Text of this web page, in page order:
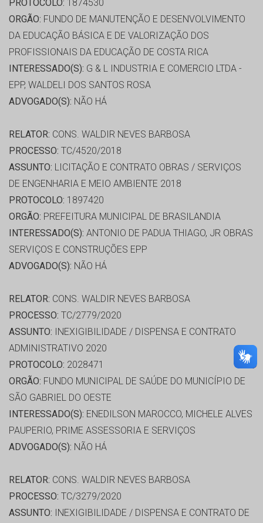
PROTOCOLO: 1874530
ORGÃO: FUNDO DE MANUTENÇÃO E DESENVOLVIMENTO
DA EDUCAÇÃO BÁSICA E DE VALORIZAÇÃO DOS
PROFISSIONAIS DA EDUCAÇÃO DE COSTA RICA
INTERESSADO(S): G & L INDUSTRIA E COMERCIO LTDA -
EPP, WALDELI DOS SANTOS ROSA
ADVOGADO(S): NÃO HÁ
RELATOR: CONS. WALDIR NEVES BARBOSA
PROCESSO: TC/4520/2018
ASSUNTO: LICITAÇÃO E CONTRATO OBRAS / SERVIÇOS
DE ENGENHARIA E MEIO AMBIENTE 2018
PROTOCOLO: 1897420
ORGÃO: PREFEITURA MUNICIPAL DE BRASILANDIA
INTERESSADO(S): ANTONIO DE PADUA THIAGO, JR OBRAS
SERVIÇOS E CONSTRUÇÕES EPP
ADVOGADO(S): NÃO HÁ
RELATOR: CONS. WALDIR NEVES BARBOSA
PROCESSO: TC/2779/2020
ASSUNTO: INEXIGIBILIDADE / DISPENSA E CONTRATO
ADMINISTRATIVO 2020
PROTOCOLO: 2028471
ORGÃO: FUNDO MUNICIPAL DE SAÚDE DO MUNICÍPIO DE
SÃO GABRIEL DO OESTE
INTERESSADO(S): ENEDILSON MAROCCO, MICHELE ALVES
PAUPERIO, PRIME ASSESSORIA E SERVIÇOS
ADVOGADO(S): NÃO HÁ
RELATOR: CONS. WALDIR NEVES BARBOSA
PROCESSO: TC/3279/2020
ASSUNTO: INEXIGIBILIDADE / DISPENSA E CONTRATO DE